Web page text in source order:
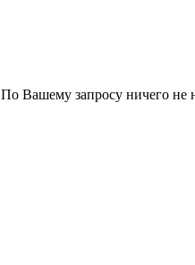
По Вашему запросу ничего не